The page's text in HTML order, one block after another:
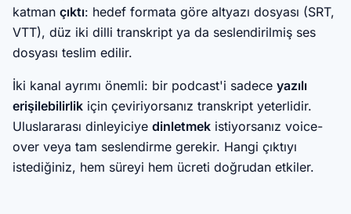
katman çıktı: hedef formata göre altyazı dosyası (SRT,
VTT), düz iki dilli transkript ya da seslendirilmiş ses
dosyası teslim edilir.
İki kanal ayrımı önemli: bir podcast'i sadece yazılı
erişilebilirlik için çeviriyorsanız transkript yeterlidir.
Uluslararası dinleyiciye dinletmek istiyorsanız voice-
over veya tam seslendirme gerekir. Hangi çıktıyı
istediğiniz, hem süreyi hem ücreti doğrudan etkiler.